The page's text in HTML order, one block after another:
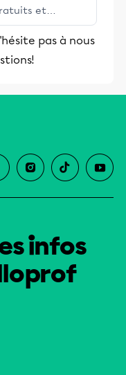
et
les élèves
réussitepas à nous
infos